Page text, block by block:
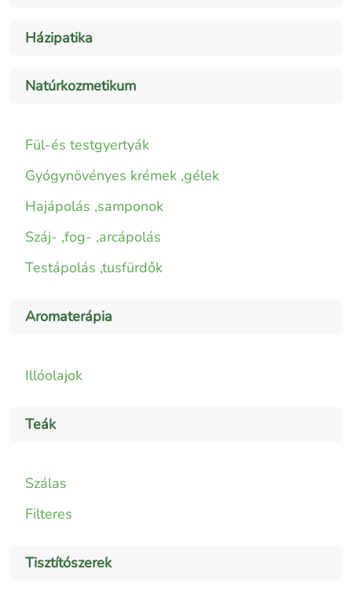
Házipatika
Natúrkozmetikum
Fül-és testgyertyák
Gyógynövényes krémek ,gélek
Hajápolás ,samponok
Száj- ,fog- ,arcápolás
Testápolás ,tusfürdők
Aromaterápia
Illóolajok
Teák
Szálas
Filteres
Tisztítószerek